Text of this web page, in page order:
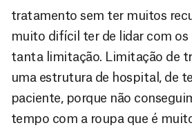
tratamento sem ter muitos
muito difícil ter de lidar com os
tanta limitação. Limitação de
uma estrutura de hospital, de
paciente, porque não
tempo com a roupa que é